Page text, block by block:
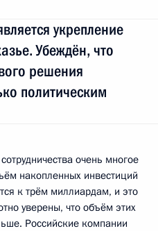
укрепление
Убеждён, что
решения
политическим
очень многое
накопленных инвестиций
к трём миллиардам, и это
уверены, что объём этих
Российские компании